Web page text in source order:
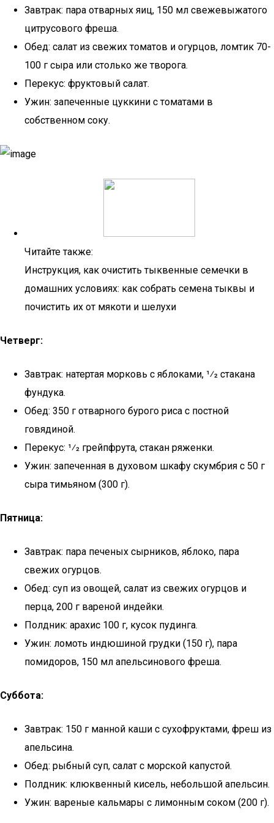
Завтрак: пара отварных яиц, 150 мл свежевыжатого
цитрусового фреша.
Обед: салат из свежих томатов и огурцов, ломтик 70-
100 г сыра или столько же творога.
Перекус: фруктовый салат.
Ужин: запеченные цуккини с томатами в
собственном соку.
Читайте также:
Инструкция, как очистить тыквенные семечки в
домашних условиях: как собрать семена тыквы и
почистить их от мякоти и шелухи
Четверг:
Завтрак: натертая морковь с яблоками, 1⁄2 стакана
фундука.
Обед: 350 г отварного бурого риса с постной
говядиной.
Перекус: 1⁄2 грейпфрута, стакан ряженки.
Ужин: запеченная в духовом шкафу скумбрия с 50 г
сыра тимьяном (300 г).
Пятница:
Завтрак: пара печеных сырников, яблоко, пара
свежих огурцов.
Обед: суп из овощей, салат из свежих огурцов и
перца, 200 г вареной индейки.
Полдник: арахис 100 г, кусок пудинга.
Ужин: ломоть индюшиной грудки (150 г), пара
помидоров, 150 мл апельсинового фреша.
Суббота:
Завтрак: 150 г манной каши с сухофруктами, фреш из
апельсина.
Обед: рыбный суп, салат с морской капустой.
Полдник: клюквенный кисель, небольшой апельсин.
Ужин: вареные кальмары с лимонным соком (200 г).